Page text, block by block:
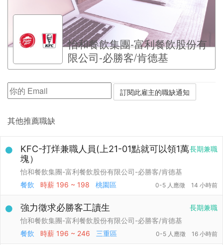
怡和餐飲集團-富利餐飲股份有
限公司-必勝客/肯德基
其他推薦職缺
長期兼職
KFC-打烊兼職人員(上21-01點就可以領1萬
塊）
怡和餐飲集團-富利餐飲股份有限公司-必勝客/肯德基
餐飲
時薪 196 ~ 198 桃園區 0-5 人應徵 14 小時前
長期兼職
強力徵求必勝客工讀生
怡和餐飲集團-富利餐飲股份有限公司-必勝客/肯德基
餐飲
時薪 196 ~ 246 三重區 0-5 人應徵 16 小時前